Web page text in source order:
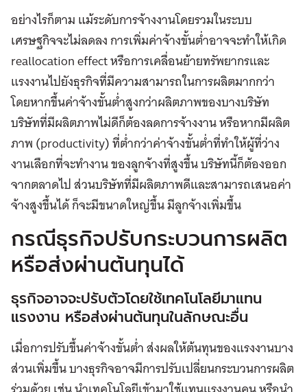
อย่างไรก็ตาม แม้ระดับการจ้างงานโดยรวมในระบบ
เศรษฐกิจจะไม่ลดลง การเพิ่มค่าจ้างขั้นต่ำอาจจะทำให้เกิด
reallocation effect หรือการเคลื่อนย้ายทรัพยากรและ
แรงงานไปยังธุรกิจที่มีความสามารถในการผลิตมากกว่า
โดยหากขึ้นค่าจ้างขั้นต่ำสูงกว่าผลิตภาพของบางบริษัท
บริษัทที่มีผลิตภาพไม่ดีก็ต้องลดการจ้างงาน หรือหากมีผลิต
ภาพ (productivity) ที่ต่ำกว่าค่าจ้างขั้นต่ำที่ทำให้ผู้ที่ว่าง
งานเลือกที่จะทำงาน ของลูกจ้างที่สูงขึ้น บริษัทนี้ก็ต้องออก
จากตลาดไป ส่วนบริษัทที่มีผลิตภาพดีและสามารถเสนอค่า
จ้างสูงขึ้นได้ ก็จะมีขนาดใหญ่ขึ้น มีลูกจ้างเพิ่มขึ้น
กรณีธุรกิจปรับกระบวนการผลิต
หรือส่งผ่านต้นทุนได้
ธุรกิจอาจจะปรับตัวโดยใช้เทคโนโลยีมาแทน
แรงงาน หรือส่งผ่านต้นทุนในลักษณะอื่น
เมื่อการปรับขึ้นค่าจ้างขั้นต่ำ ส่งผลให้ต้นทุนของแรงงานบาง
ส่วนเพิ่มขึ้น บางธุรกิจอาจมีการปรับเปลี่ยนกระบวนการผลิต